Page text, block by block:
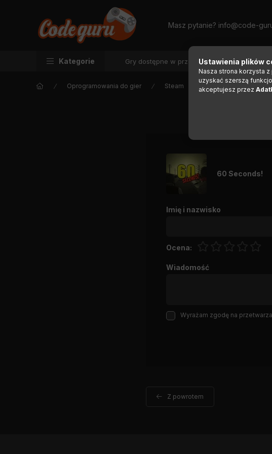
Masz pytanie? info@code-
Kategorie Gry dostępne w przedsprzedaży
Oprogramowania do gier Steam
60 Seconds!
Imię i nazwisko
Ocena:
Wiadomość
Wyrażam zgodę na
Z powrotem
Ustawienia plików
Nasza strona korzysta
uzyskać szerszą
akceptujesz przez